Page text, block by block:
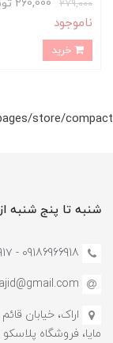
279,000 260,000 تومان
ناموجود
store/compact
شنبه تا پنج شنبه ازساعت 10 الی 22
09186966918 - 0935779491۷
اراک، خیابان
مایا، فروشگاه